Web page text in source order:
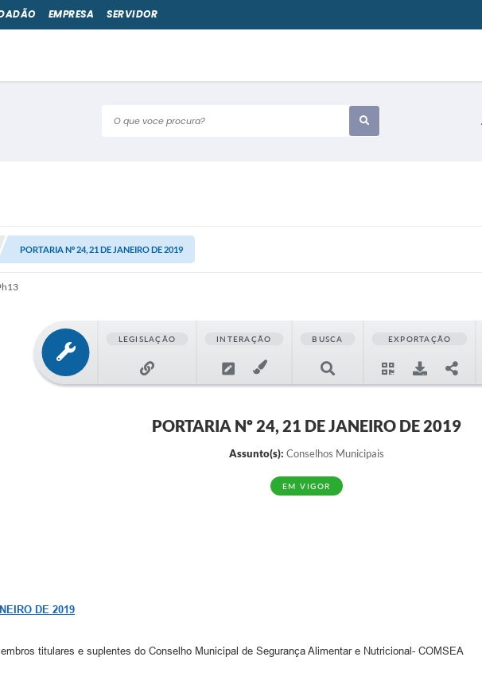
O que voce procura?
EMPRESA SERVIDOR
PORTARIA Nº 24, 21 DE JANEIRO DE 2019
LEGISLAÇÃO INTERAÇÃO BUSCA EXPORTAÇÃO
PORTARIA Nº 24, 21 DE JANEIRO DE 2019
Assunto(s): Conselhos Municipais
EM VIGOR
DE 2019
titulares e suplentes do Conselho Municipal de Segurança Alimentar e Nutricional- COMSEA